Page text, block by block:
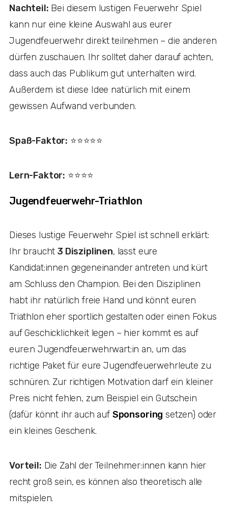
Nachteil: Bei diesem lustigen Feuerwehr Spiel
kann nur eine kleine Auswahl aus eurer
Jugendfeuerwehr direkt teilnehmen – die anderen
dürfen zuschauen. Ihr solltet daher darauf achten,
dass auch das Publikum gut unterhalten wird.
Außerdem ist diese Idee natürlich mit einem
gewissen Aufwand verbunden.
Spaß-Faktor: ⭐️⭐️⭐️⭐️⭐️
Lern-Faktor: ⭐️⭐️⭐️⭐️
Jugendfeuerwehr-Triathlon
Dieses lustige Feuerwehr Spiel ist schnell erklärt:
Ihr braucht3 Disziplinen, lasst eure
Kandidat:innen gegeneinander antreten und kürt
am Schluss den Champion. Bei den Disziplinen
habt ihr natürlich freie Hand und könnt euren
Triathlon eher sportlich gestalten oder einen Fokus
auf Geschicklichkeit legen – hier kommt es auf
eure:n Jugendfeuerwehrwart:in an, um das
richtige Paket für eure Jugendfeuerwehrleute zu
schnüren. Zur richtigen Motivation darf ein kleiner
Preis nicht fehlen, zum Beispiel ein Gutschein
(dafür könnt ihr auch auf Sponsoring setzen) oder
ein kleines Geschenk.
Vorteil: Die Zahl der Teilnehmer:innen kann hier
recht groß sein, es können also theoretisch alle
mitspielen.